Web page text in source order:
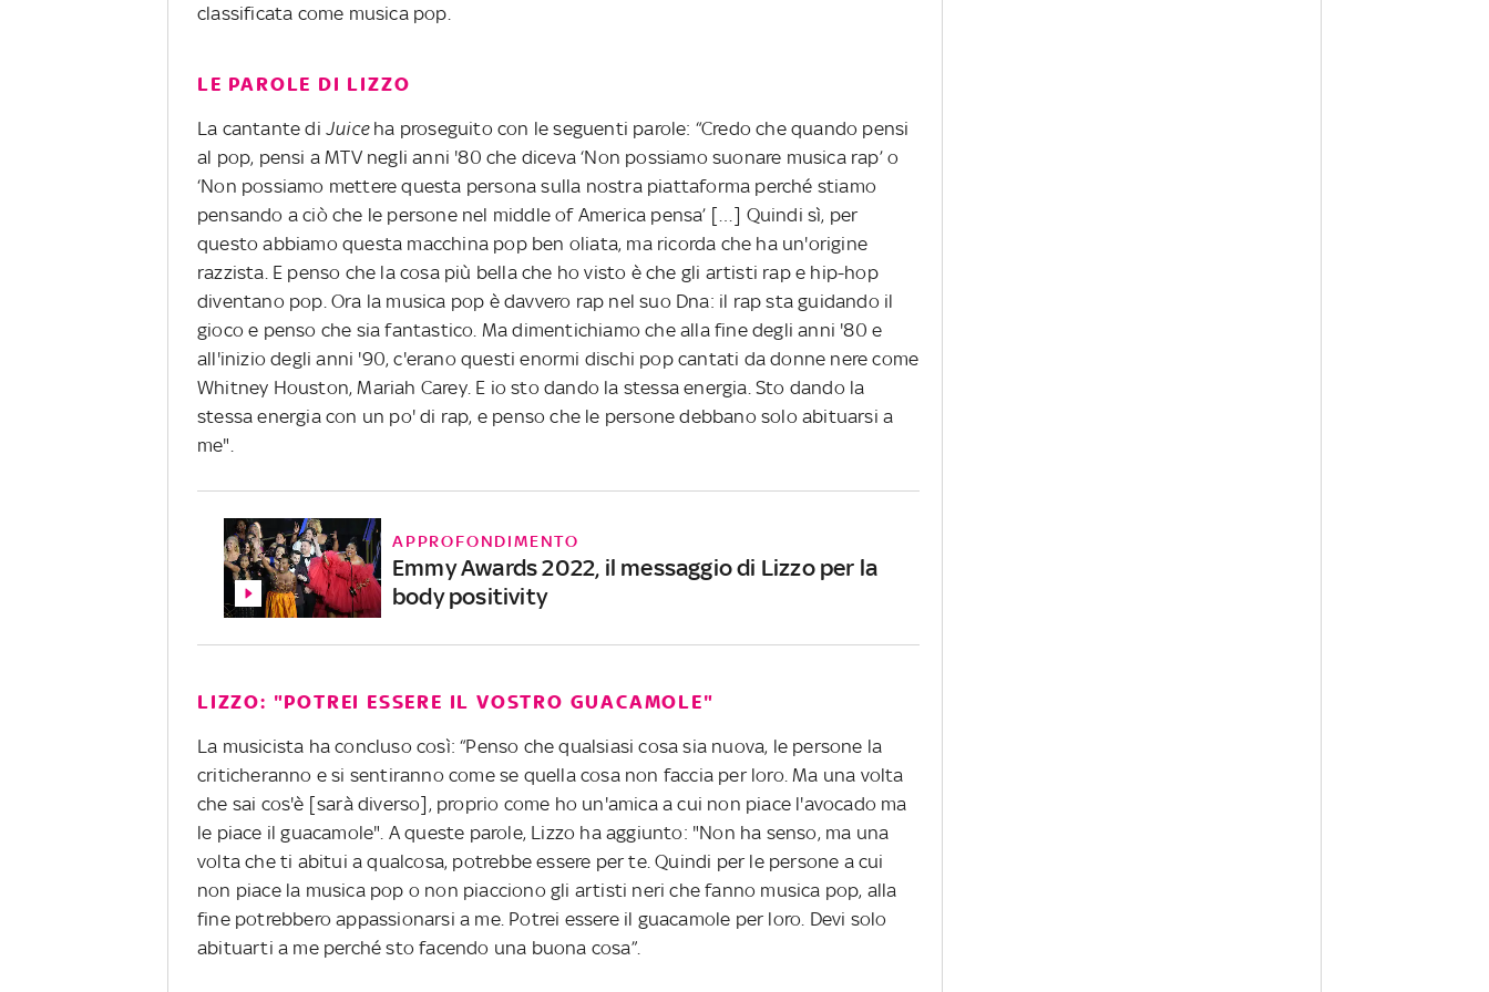
classificata come musica pop.
LE PAROLE DI LIZZO
La cantante di Juiceha proseguito con le seguenti parole: “Credo che quando pensi
al pop, pensi a MTV negli anni '80 che diceva ‘Non possiamo suonare musica rap’ o
‘Non possiamo mettere questa persona sulla nostra piattaforma perché stiamo
pensando a ciò che le persone nel middle of America pensa’ […] Quindi sì, per
questo abbiamo questa macchina pop ben oliata, ma ricorda che ha un'origine
razzista. E penso che la cosa più bella che ho visto è che gli artisti rap e hip-hop
diventano pop. Ora la musica pop è davvero rap nel suo Dna: il rap sta guidando il
gioco e penso che sia fantastico. Ma dimentichiamo che alla fine degli anni '80 e
all'inizio degli anni '90, c'erano questi enormi dischi pop cantati da donne nere come
Whitney Houston, Mariah Carey. E io sto dando la stessa energia. Sto dando la
stessa energia con un po' di rap, e penso che le persone debbano solo abituarsi a
me".
APPROFONDIMENTO
Emmy Awards 2022, il messaggio di Lizzo per la
body positivity
LIZZO: "POTREI ESSERE IL VOSTRO GUACAMOLE"
La musicista ha concluso così: “Penso che qualsiasi cosa sia nuova, le persone la
criticheranno e si sentiranno come se quella cosa non faccia per loro. Ma una volta
che sai cos'è [sarà diverso], proprio come ho un'amica a cui non piace l'avocado ma
le piace il guacamole". A queste parole, Lizzo ha aggiunto: "Non ha senso, ma una
volta che ti abitui a qualcosa, potrebbe essere per te. Quindi per le persone a cui
non piace la musica pop o non piacciono gli artisti neri che fanno musica pop, alla
fine potrebbero appassionarsi a me. Potrei essere il guacamole per loro. Devi solo
abituarti a me perché sto facendo una buona cosa”.